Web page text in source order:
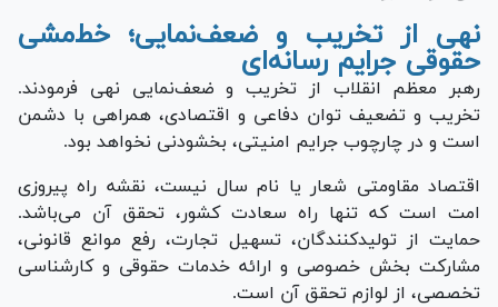
نهی از تخریب و ضعف‌نمایی؛ خط‌مشی
حقوقی جرایم رسانه‌ای
رهبر معظم انقلاب از تخریب و ضعف‌نمایی نهی فرمودند.
تخریب و تضعیف توان دفاعی و اقتصادی، همراهی با دشمن
است و در چارچوب جرایم امنیتی، بخشودنی نخواهد بود.
اقتصاد مقاومتی شعار یا نام سال نیست، نقشه راه پیروزی
امت است که تنها راه سعادت کشور، تحقق آن می‌باشد.
حمایت از تولیدکنندگان، تسهیل تجارت، رفع موانع قانونی،
مشارکت بخش خصوصی و ارائه خدمات حقوقی و کارشناسی
تخصصی، از لوازم تحقق آن است.